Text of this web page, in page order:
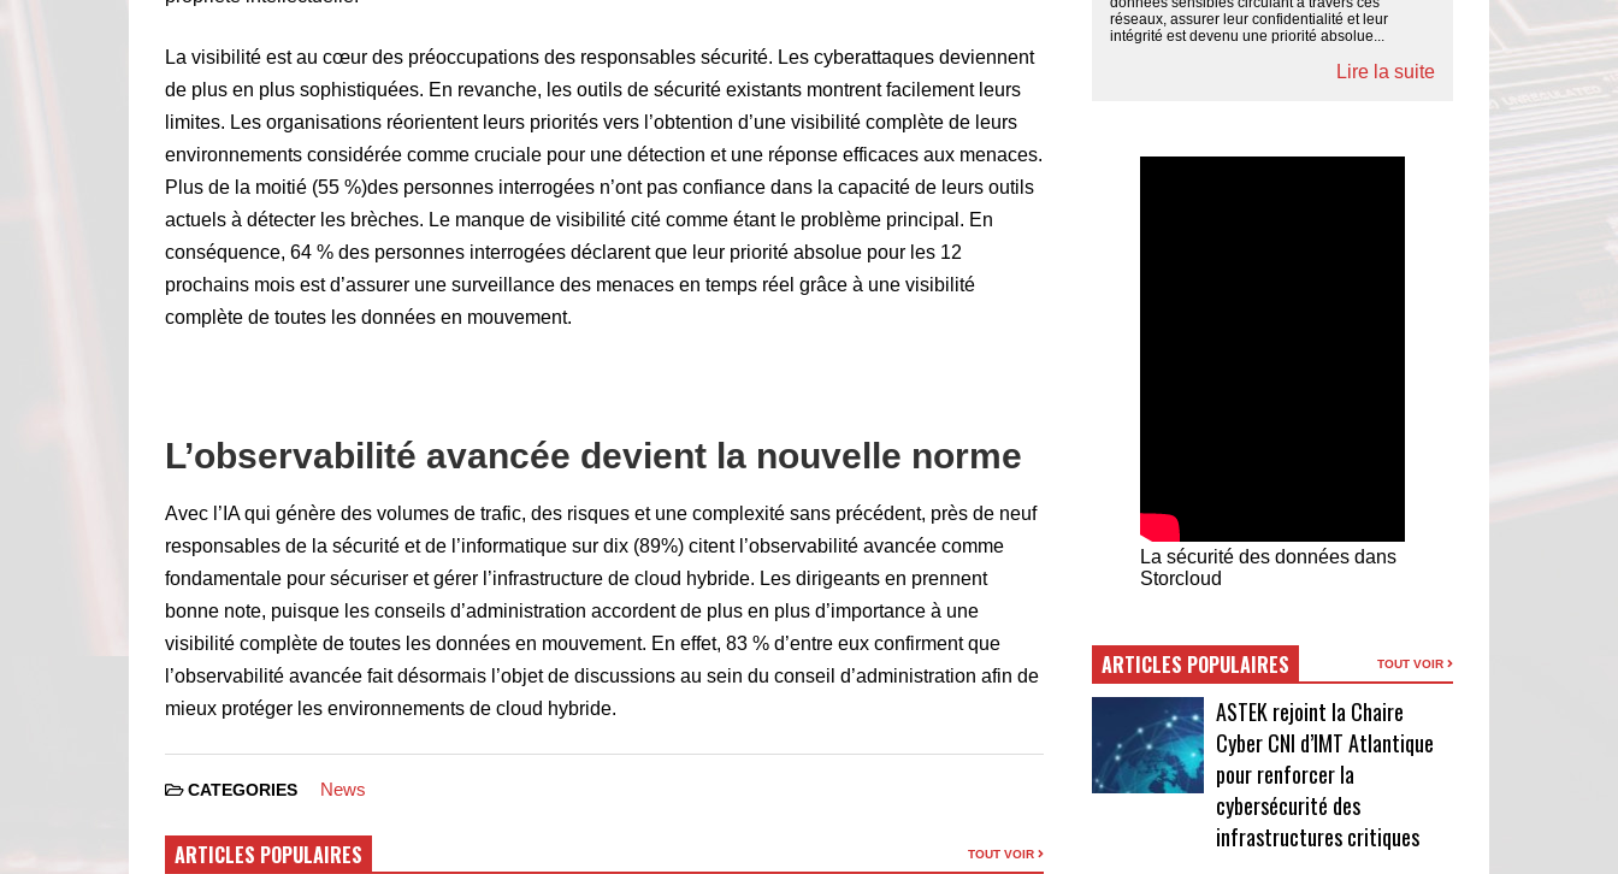
La visibilité est au cœur des préoccupations des responsables sécurité. Les cyberattaques deviennent
de plus en plus sophistiquées. En revanche, les outils de sécurité existants montrent facilement leurs
limites. Les organisations réorientent leurs priorités vers l’obtention d’une visibilité complète de leurs
environnements considérée comme cruciale pour une détection et une réponse efficaces aux menaces.
Plus de la moitié (55 %)des personnes interrogées n’ont pas confiance dans la capacité de leurs outils
actuels à détecter les brèches. Le manque de visibilité cité comme étant le problème principal. En
conséquence, 64 % des personnes interrogées déclarent que leur priorité absolue pour les 12
prochains mois est d’assurer une surveillance des menaces en temps réel grâce à une visibilité
complète de toutes les données en mouvement.
L’observabilité avancée devient la nouvelle norme
Avec l’IA qui génère des volumes de trafic, des risques et une complexité sans précédent, près de neuf
responsables de la sécurité et de l’informatique sur dix (89%) citent l’observabilité avancée comme
fondamentale pour sécuriser et gérer l’infrastructure de cloud hybride. Les dirigeants en prennent
bonne note, puisque les conseils d’administration accordent de plus en plus d’importance à une
visibilité complète de toutes les données en mouvement. En effet, 83 % d’entre eux confirment que
l’observabilité avancée fait désormais l’objet de discussions au sein du conseil d’administration afin de
mieux protéger les environnements de cloud hybride.
CATEGORIES News
ARTICLES POPULAIRES TOUT VOIR
réseaux, assurer leur confidentialité et leur
intégrité est devenu une priorité absolue...
Lire la suite
La sécurité des données dans
Storcloud
ARTICLES POPULAIRES TOUT VOIR
ASTEK rejoint la Chaire
Cyber CNI d’IMT Atlantique
pour renforcer la
cybersécurité des
infrastructures critiques